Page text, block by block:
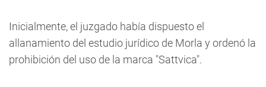
Inicialmente, el juzgado había dispuesto el
allanamiento del estudio jurídico de Morla y ordenó la
prohibición del uso de la marca "Sattvica".